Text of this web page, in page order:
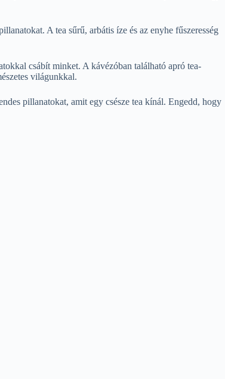
A tea sűrű, arbátis íze és az enyhe fűszeresség
csábít minket. A kávézóban található apró tea-
világunkkal.
pillanatokat, amit egy csésze tea kínál. Engedd, hogy